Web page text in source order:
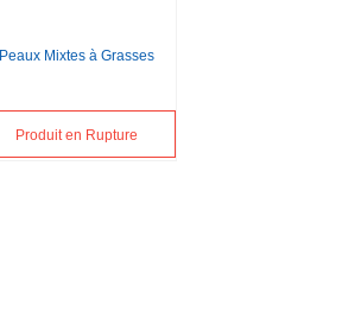
Peaux Mixtes à Grasses
Produit en Rupture